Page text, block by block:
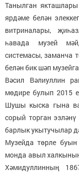
Танылган
ярдәме белән
витриналары,
һавада музей
системасы, заманча
белән бик шәп
Вәсил Вәлиуллин
мөдире булып 2015
Шушы кыска гына
сорый торган
барлык укытучылар
Музейда төрле
монда авыл
Хәмидуллинның